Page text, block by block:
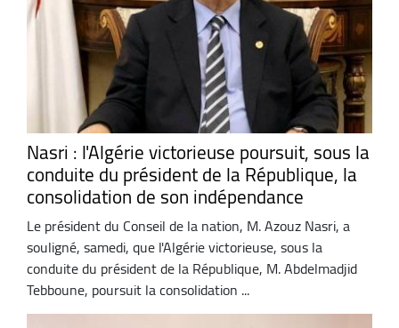
Nasri : l'Algérie victorieuse poursuit, sous la
conduite du président de la République, la
consolidation de son indépendance
Le président du Conseil de la nation, M. Azouz Nasri, a
souligné, samedi, que l'Algérie victorieuse, sous la
conduite du président de la République, M. Abdelmadjid
Tebboune, poursuit la consolidation ...